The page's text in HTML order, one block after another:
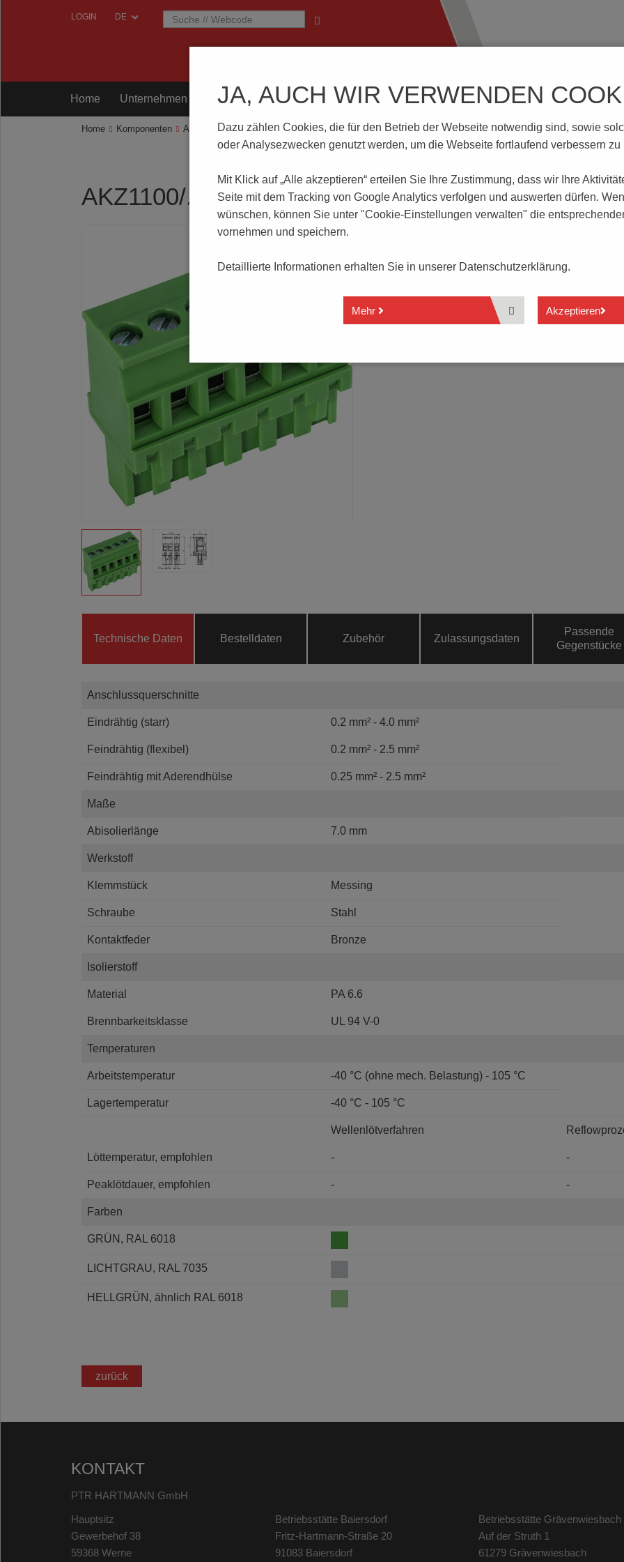
LOGIN
Home Unternehmen Komponenten Prüftechnik Wissenswertes Download | Service
Home Komponenten Anschlusstechnik AKZ1100/..-5.08-GRÜN
AKZ1100/..-5.08-GRÜN
Rastermaß 5.08 mm
Kodierung mit Kodierstern
Mit Rasthaken zum Einrasten an der Stiftleiste
Technische Daten Bestelldaten Zubehör Zulassungsdaten
Passende
Gegenstücke
Anschlussquerschnitte
Eindrähtig (starr) 0.2 mm² - 4.0 mm²
Feindrähtig (flexibel) 0.2 mm² - 2.5 mm²
Feindrähtig mit Aderendhülse 0.25 mm² - 2.5 mm²
Maße
Abisolierlänge 7.0 mm
Werkstoff
Klemmstück Messing
Schraube Stahl
Kontaktfeder Bronze
Isolierstoff
Material PA 6.6
Brennbarkeitsklasse UL 94 V-0
Temperaturen
Arbeitstemperatur -40 °C (ohne mech. Belastung) - 105 °C
Lagertemperatur -40 °C - 105 °C
Wellenlötverfahren
Löttemperatur, empfohlen - -
Peaklötdauer, empfohlen - -
Farben
GRÜN, RAL 6018
LICHTGRAU, RAL 7035
HELLGRÜN, ähnlich RAL 6018
zurück
KONTAKT
PTR HARTMANN GmbH
Hauptsitz
Gewerbehof 38
59368 Werne
Betriebsstätte Baiersdorf
Fritz-Hartmann-Straße 20
91083 Baiersdorf
Betriebsstätte Grävenwiesbach
Auf der Struth 1
61279 Grävenwiesbach
JA, AUCH WIR VERWENDEN
Dazu zählen Cookies, die für den Betrieb der Webseite notwendig sind, sowie
oder Analysezwecken genutzt werden, um die Webseite fortlaufend verbessern zu
Mit Klick auf „Alle akzeptieren“ erteilen Sie Ihre Zustimmung, dass wir Ihre
Seite mit dem Tracking von Google Analytics verfolgen und auswerten dürfen.
wünschen, können Sie unter "Cookie-Einstellungen verwalten" die
vornehmen und speichern.
Detaillierte Informationen erhalten Sie in unserer Datenschutzerklärung.
Mehr Akzeptieren